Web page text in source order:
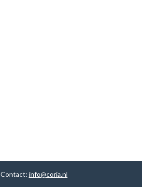
Contact: info@coria.nl